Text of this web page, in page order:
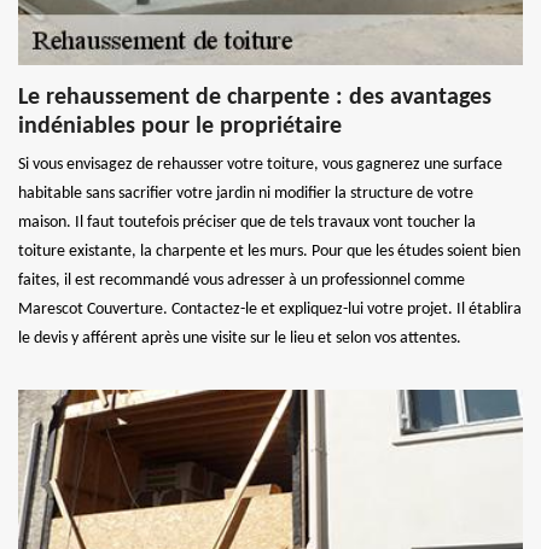
Le rehaussement de charpente : des avantages
indéniables pour le propriétaire
Si vous envisagez de rehausser votre toiture, vous gagnerez une surface
habitable sans sacrifier votre jardin ni modifier la structure de votre
maison. Il faut toutefois préciser que de tels travaux vont toucher la
toiture existante, la charpente et les murs. Pour que les études soient bien
faites, il est recommandé vous adresser à un professionnel comme
Marescot Couverture. Contactez-le et expliquez-lui votre projet. Il établira
le devis y afférent après une visite sur le lieu et selon vos attentes.